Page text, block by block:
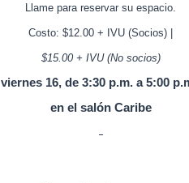
Llame para reservar su espacio.
Costo: $12.00 + IVU (Socios) |
$15.00 + IVU (No socios)
viernes 16, de 3:30 p.m. a 5:00
en el salón Caribe